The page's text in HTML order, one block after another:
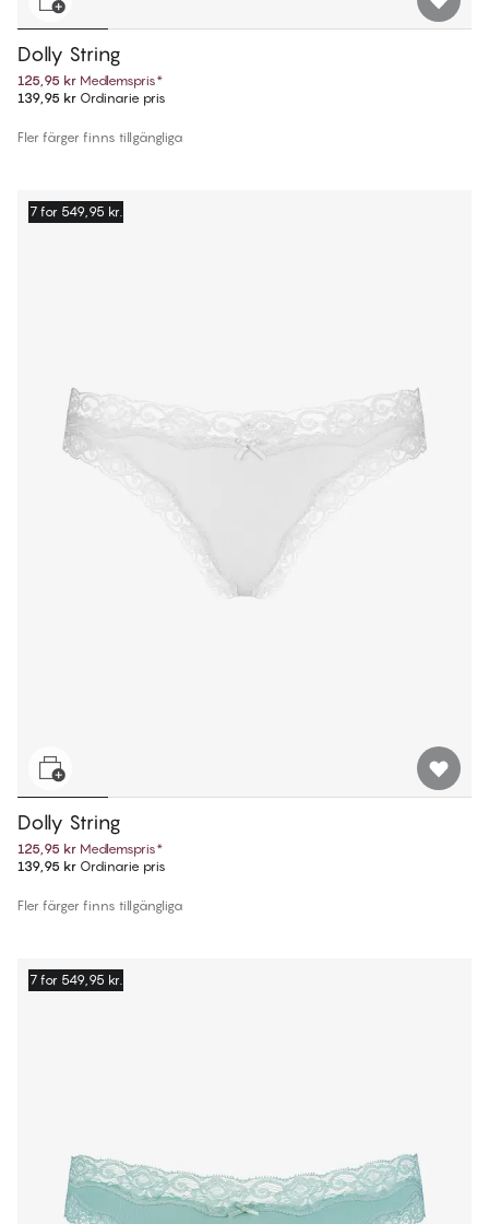
Dolly String
125,95 kr Medlemspris*
139,95 kr Ordinarie pris
Fler färger finns tillgängliga
7 for 549,95 kr.
Dolly String
125,95 kr Medlemspris*
139,95 kr Ordinarie pris
Fler färger finns tillgängliga
7 for 549,95 kr.